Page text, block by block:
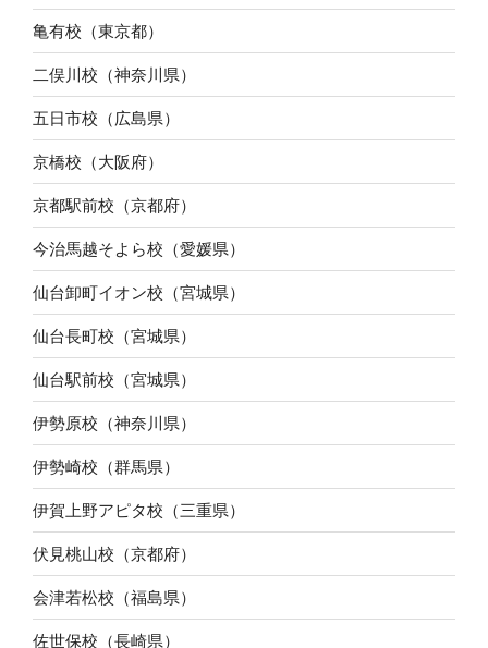
亀有校（東京都）
二俣川校（神奈川県）
五日市校（広島県）
京橋校（大阪府）
京都駅前校（京都府）
今治馬越そよら校（愛媛県）
仙台卸町イオン校（宮城県）
仙台長町校（宮城県）
仙台駅前校（宮城県）
伊勢原校（神奈川県）
伊勢崎校（群馬県）
伊賀上野アピタ校（三重県）
伏見桃山校（京都府）
会津若松校（福島県）
佐世保校（長崎県）